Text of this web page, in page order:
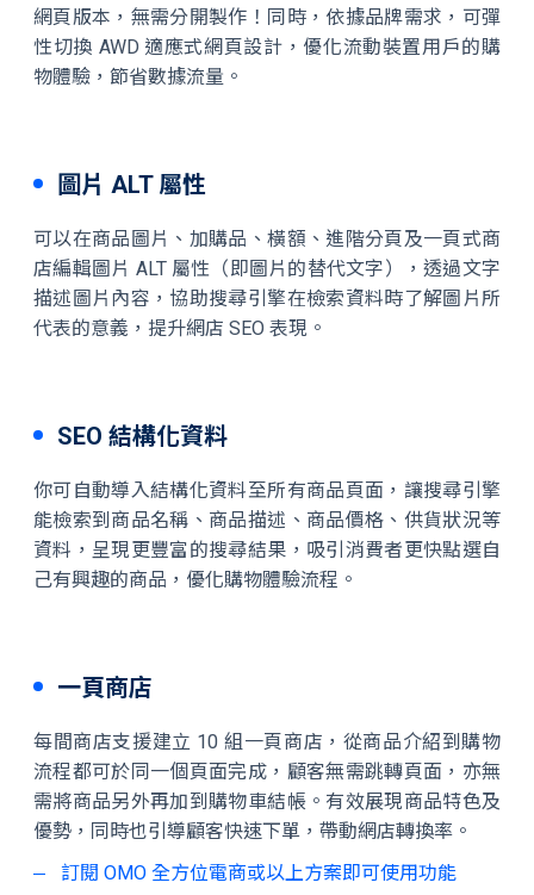
網頁版本，無需分開製作！同時，依據品牌需求，可彈
性切換 AWD 適應式網頁設計，優化流動裝置用戶的購
物體驗，節省數據流量。
圖片 ALT 屬性
可以在商品圖片、加購品、橫額、進階分頁及一頁式商
店編輯圖片 ALT 屬性（即圖片的替代文字），透過文字
描述圖片內容，協助搜尋引擎在檢索資料時了解圖片所
代表的意義，提升網店 SEO 表現。
SEO 結構化資料
你可自動導入結構化資料至所有商品頁面，讓搜尋引擎
能檢索到商品名稱、商品描述、商品價格、供貨狀況等
資料，呈現更豐富的搜尋結果，吸引消費者更快點選自
己有興趣的商品，優化購物體驗流程。
一頁商店
每間商店支援建立 10 組一頁商店，從商品介紹到購物
流程都可於同一個頁面完成，顧客無需跳轉頁面，亦無
需將商品另外再加到購物車結帳。有效展現商品特色及
優勢，同時也引導顧客快速下單，帶動網店轉換率。
訂閱 OMO 全方位電商或以上方案即可使用功能